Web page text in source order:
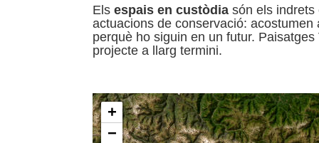
Els espais en custòdia són els indrets
actuacions de conservació:
perquè ho siguin en un futur.
projecte a llarg termini.
+
−